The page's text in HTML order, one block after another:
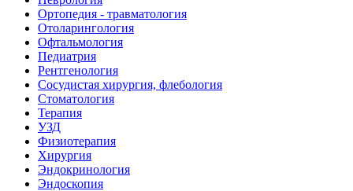
Ортопедия - травматология
Отоларингология
Офтальмология
Педиатрия
Рентгенология
Сосудистая хирургия, флебология
Стоматология
Терапия
УЗД
Физиотерапия
Хирургия
Эндокринология
Эндоскопия